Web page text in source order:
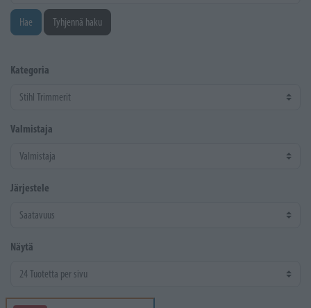
Hae Tyhjennä haku
Kategoria
Valmistaja
Järjestele
Näytä